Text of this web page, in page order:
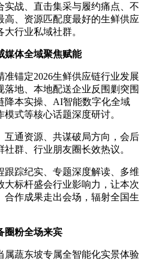
实战、直击集采与履约痛点、不
高、资源匹配度最好的生鲜供应
行业私域社群。
媒体全域聚焦赋能
锚定2026生鲜供应链行业发展
地、本地配送企业反围剿突围
降本实操、AI智能数字化全域
式等核心话题深度研讨。
互通资源、共谋破局方向，会后
群、行业朋友圈长效热议。
跟踪纪实、专题深度解读、多维
大标杆盛会行业影响力，让本次
作成果走出会场，辐射全国生
圈粉全场来宾
属蔬东坡专属全智能化实景体验